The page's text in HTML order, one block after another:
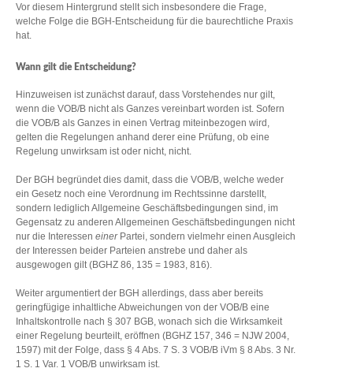
Vor diesem Hintergrund stellt sich insbesondere die Frage,
welche Folge die BGH-Entscheidung für die baurechtliche Praxis
hat.
Wann gilt die Entscheidung?
Hinzuweisen ist zunächst darauf, dass Vorstehendes nur gilt,
wenn die VOB/B nicht als Ganzes vereinbart worden ist. Sofern
die VOB/B als Ganzes in einen Vertrag miteinbezogen wird,
gelten die Regelungen anhand derer eine Prüfung, ob eine
Regelung unwirksam ist oder nicht, nicht.
Der BGH begründet dies damit, dass die VOB/B, welche weder
ein Gesetz noch eine Verordnung im Rechtssinne darstellt,
sondern lediglich Allgemeine Geschäftsbedingungen sind, im
Gegensatz zu anderen Allgemeinen Geschäftsbedingungen nicht
nur die Interessen einerPartei, sondern vielmehr einen Ausgleich
der Interessen beider Parteien anstrebe und daher als
ausgewogen gilt (BGHZ 86, 135 = 1983, 816).
Weiter argumentiert der BGH allerdings, dass aber bereits
geringfügige inhaltliche Abweichungen von der VOB/B eine
Inhaltskontrolle nach § 307 BGB, wonach sich die Wirksamkeit
einer Regelung beurteilt, eröffnen (BGHZ 157, 346 = NJW 2004,
1597) mit der Folge, dass § 4 Abs. 7 S. 3 VOB/B iVm § 8 Abs. 3 Nr.
1 S. 1 Var. 1 VOB/B unwirksam ist.